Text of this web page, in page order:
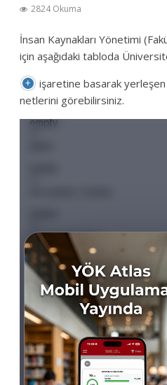
2824 Okuma
İnsan Kaynakları Yönetimi
için aşağıdaki tabloda
işaretine basarak yerleşen
netlerini görebilirsiniz.